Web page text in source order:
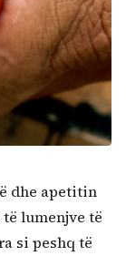
dhe apetitin
lumenjve të
si peshq të